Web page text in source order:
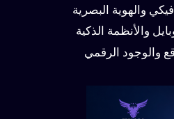
والهوية البصرية
والأنظمة الذكية
والوجود الرقمي